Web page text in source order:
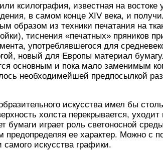
ксилография, известная на востоке
в самом конце XIV века, и
образом из техники печатания на
тиснения «печатных» пряников
употреблявшегося для
новый для Европы материал бумагу.
основным и пока мало заменимым
необходимейшей предпосылкой
искусства имел бы
холста перекрывается, уходит
бумаги играет роль светоносной
предопределяя ее характер. Можно с
искусства графики.